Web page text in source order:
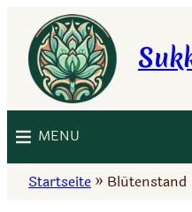
Inhalt
springen
MENU
Startseite » Blütenstand